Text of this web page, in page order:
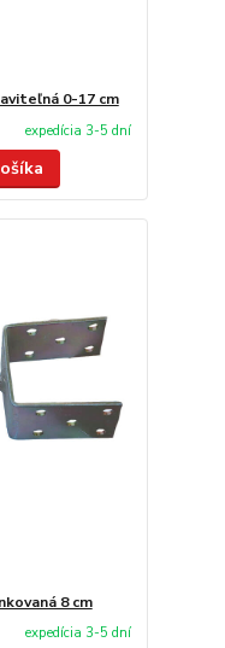
0-17 cm
expedícia 3-5 dní
8 cm
expedícia 3-5 dní